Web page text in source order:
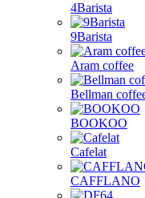
4Barista
9Barista
Aram coffee
Bellman
BOOKOO
Cafelat
CAFFLANO